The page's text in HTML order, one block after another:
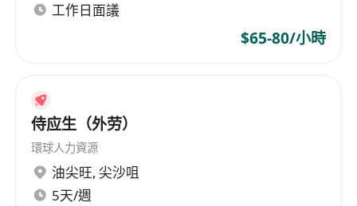
工作日面議
$65-80/小時
侍应生（外劳）
環球人力資源
油尖旺, 尖沙咀
5天/週